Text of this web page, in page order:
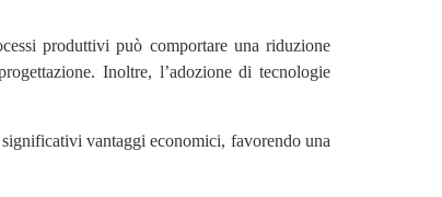
produttivi può comportare una riduzione
Inoltre, l’adozione di tecnologie
vantaggi economici, favorendo una